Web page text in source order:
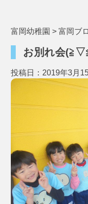
富岡幼稚園 >富岡ブ
お別れ会
投稿日：2019年3月